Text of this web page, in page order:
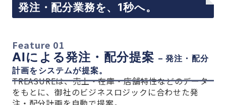
発注・配分業務を、1秒へ。
Feature 01
AIによる発注・配分提案 –発注・配分
計画をシステムが提案。
TREASUREは、売上・在庫・店舗特性などのデータ
をもとに、御社のビジネスロジックに合わせた発